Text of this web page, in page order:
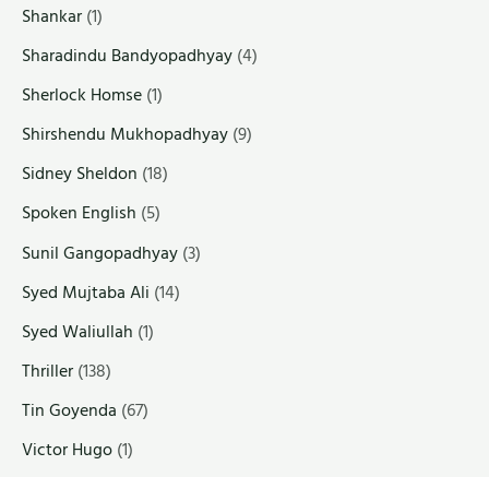
Shankar(1)
Sharadindu Bandyopadhyay(4)
Sherlock Homse(1)
Shirshendu Mukhopadhyay(9)
Sidney Sheldon (18)
Spoken English (5)
Sunil Gangopadhyay(3)
Syed Mujtaba Ali (14)
Syed Waliullah (1)
Thriller(138)
Tin Goyenda (67)
Victor Hugo(1)